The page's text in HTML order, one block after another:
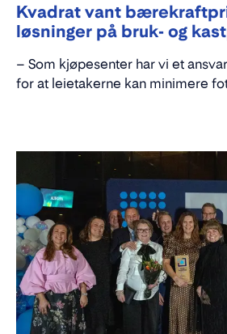
Kvadrat vant
løsninger på bruk- og
– Som kjøpesenter har vi et
for at leietakerne kan minimere